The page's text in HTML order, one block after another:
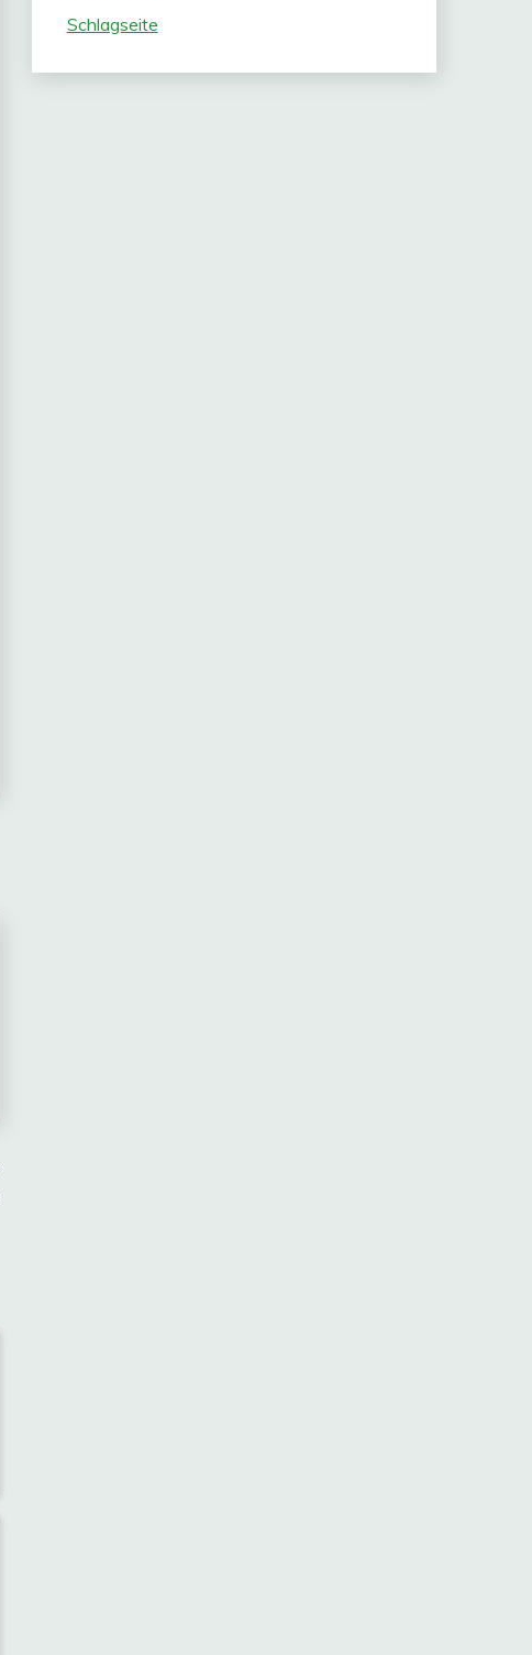
Schlagseite